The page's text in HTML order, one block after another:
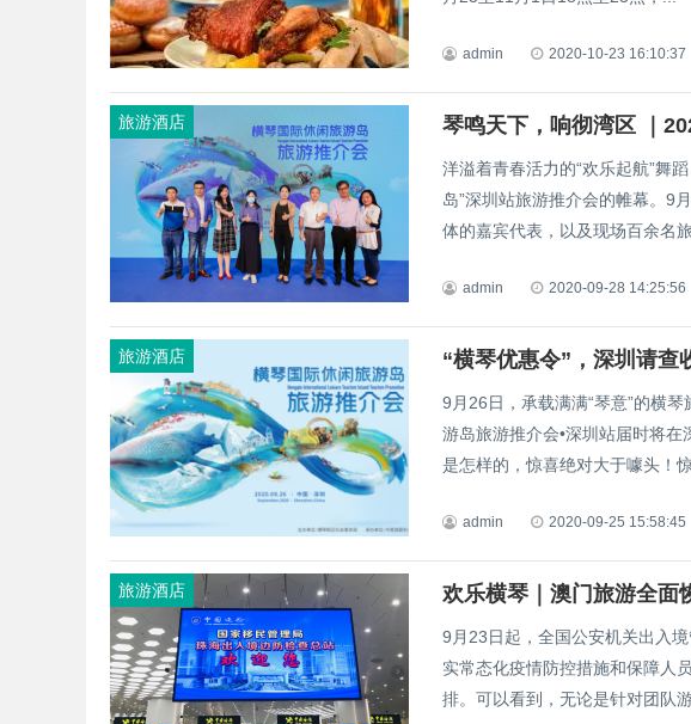
admin 2020-10-23 16:10:37
旅游酒店
洋溢着青春活力的“欢乐起航”舞
岛”深圳站旅游推介会的帷幕。9
体的嘉宾代表，以及现场百余名
admin 2020-09-28 14:25:56
旅游酒店 “横琴优惠令”，深圳请查
9月26日，承载满满“琴意”的横
游岛旅游推介会•深圳站届时将
是怎样的，惊喜绝对大于噱头！
admin 2020-09-25 15:58:45
旅游酒店 欢乐横琴｜澳门旅游全面
9月23日起，全国公安机关出入
实常态化疫情防控措施和保障人
排。可以看到，无论是针对团队